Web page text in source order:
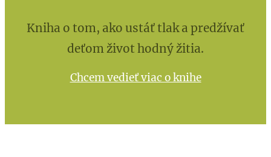
Kniha o tom, ako ustáť tlak a predžívať
deťom život hodný žitia.
Chcem vedieť viac o knihe